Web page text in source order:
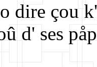
dire çou
d' ses